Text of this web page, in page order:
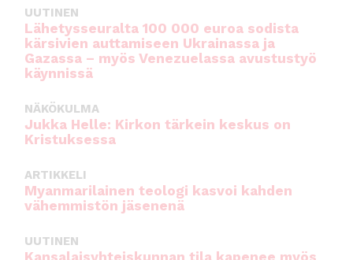
UUTINEN
Lähetysseuralta 100 000 euroa sodista
kärsivien auttamiseen Ukrainassa ja
Gazassa – myös Venezuelassa avustustyö
käynnissä
NÄKÖKULMA
Jukka Helle: Kirkon tärkein keskus on
Kristuksessa
ARTIKKELI
Myanmarilainen teologi kasvoi kahden
vähemmistön jäsenenä
UUTINEN
Kansalaisyhteiskunnan tila kapenee myös